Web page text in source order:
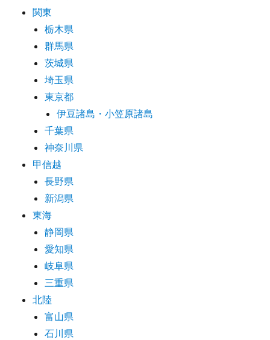
関東
栃木県
群馬県
茨城県
埼玉県
東京都
伊豆諸島・小笠原諸島
千葉県
神奈川県
甲信越
長野県
新潟県
東海
静岡県
愛知県
岐阜県
三重県
北陸
富山県
石川県